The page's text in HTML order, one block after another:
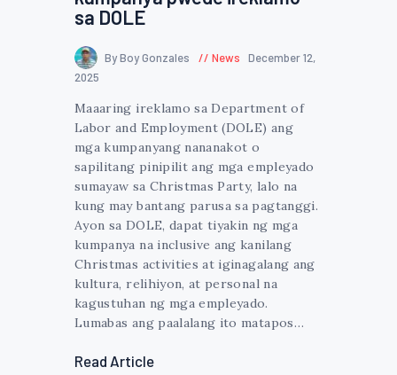
sa DOLE
By Boy Gonzales News
December 12,
2025
Maaaring ireklamo sa Department of
Labor and Employment (DOLE) ang
mga kumpanyang nananakot o
sapilitang pinipilit ang mga empleyado
sumayaw sa Christmas Party, lalo na
kung may bantang parusa sa pagtanggi.
Ayon sa DOLE, dapat tiyakin ng mga
kumpanya na inclusive ang kanilang
Christmas activities at iginagalang ang
kultura, relihiyon, at personal na
kagustuhan ng mga empleyado.
Lumabas ang paalalang ito matapos…
Read Article